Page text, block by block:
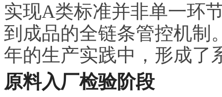
实现A类标准并非单一环
到成品的全链条管控机制
年的生产实践中，形成了
原料入厂检验阶段